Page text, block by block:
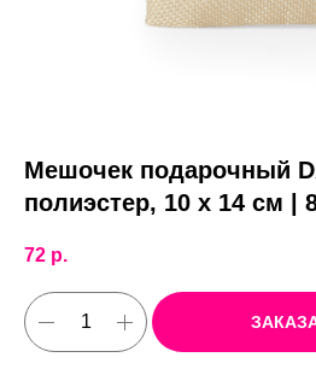
Мешочек подарочный
полиэстер, 10 x 14 см |
72 р.